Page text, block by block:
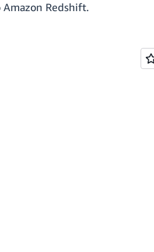
Amazon Redshift.